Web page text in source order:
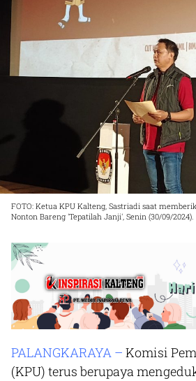
FOTO: Ketua KPU Kalteng, Sastriadi saat
Nonton Bareng 'Tepatilah Janji', Senin (30/09/2024).
PALANGKARAYA – Komisi
(KPU) terus berupaya